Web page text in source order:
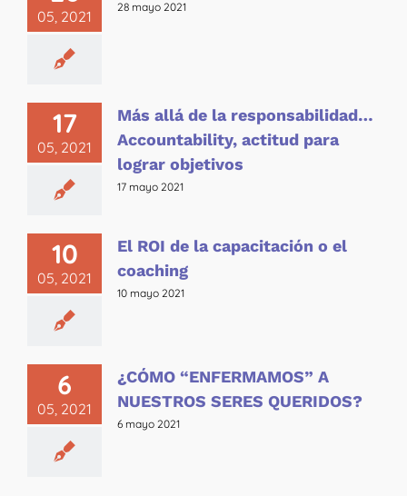
05, 2021
28 mayo 2021
17
05, 2021
Más allá de la responsabilidad…
Accountability, actitud para
lograr objetivos
17 mayo 2021
10
05, 2021
El ROI de la capacitación o el
coaching
10 mayo 2021
6
05, 2021
¿CÓMO “ENFERMAMOS” A
NUESTROS SERES QUERIDOS?
6 mayo 2021